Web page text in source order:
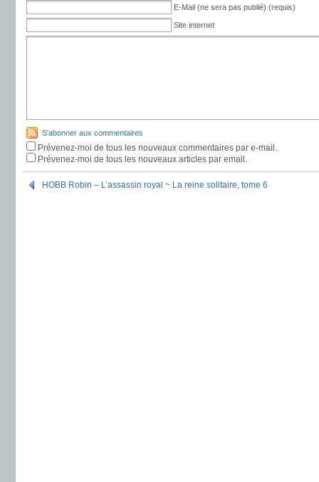
E-Mail (ne sera pas publié) (requis)
Site internet
S'abonner aux commentaires
Prévenez-moi de tous les nouveaux commentaires par e-mail.
Prévenez-moi de tous les nouveaux articles par email.
HOBB Robin – L’assassin royal ~ La reine solitaire, tome 6